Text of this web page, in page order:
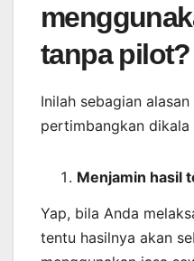
tanpa pilot?
Inilah sebagian
pertimbangkan dikala
Menjamin hasil
Yap, bila Anda
tentu hasilnya akan